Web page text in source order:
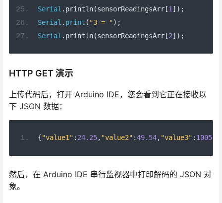
Serial . println(sensorReadingsArr[1 ]);
Serial . print ( "3 = ");
Serial . println(sensorReadingsArr[2]);
HTTP GET 演示
上传代码后，打开 Arduino IDE，您会看到它正在接收以
下 JSON 数据：
{"value1" : 24.25, "value2" :49.54, "value3" :
然后，在 Arduino IDE 串行监视器中打印解码的 JSON 对
象。